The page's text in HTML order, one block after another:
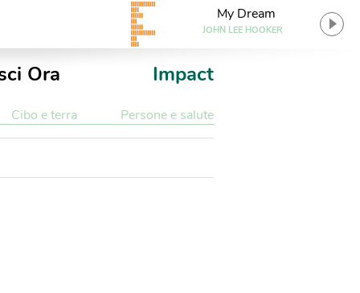
My Dream
JOHN LEE HOOKER
Ora Impact
Cibo e terra Persone e salute